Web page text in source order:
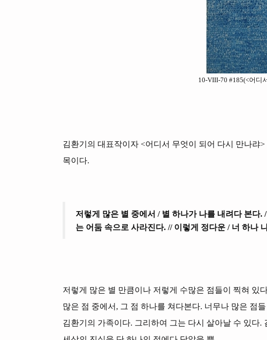
10-VIII-70 #185(<어디
김환기의 대표작이자 <어디서 무엇이 되어 다시 만나랴
목이다.
저렇게 많은 별 중에서 / 별 하나가 나를 내려다 본다
는 어둠 속으로 사라진다. // 이렇게 정다운 / 너 하나
저렇게 많은 별 만큼이나 저렇게 수많은 점들이 찍혀 있
많은 점 중에서, 그 점 하나를 쳐다본다. 너무나 많은 점
김환기의 가족이다. 그리하여 그는 다시 살아날 수 있다